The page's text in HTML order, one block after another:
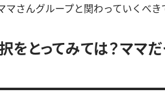
さんグループと関わっていくべき
をとってみては？ママ